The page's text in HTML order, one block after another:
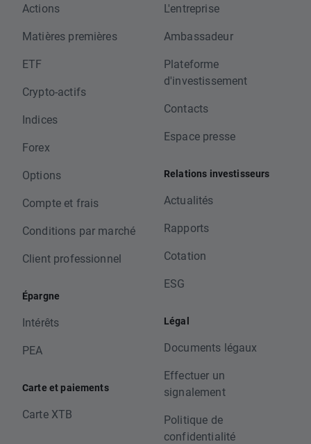
Actions
Matières premières
ETF
Crypto-actifs
Indices
Forex
Options
Compte et frais
Conditions par marché
Client professionnel
Épargne
Intérêts
PEA
Carte et paiements
Carte XTB
L'entreprise
Ambassadeur
Plateforme
d'investissement
Contacts
Espace presse
Relations investisseurs
Actualités
Rapports
Cotation
ESG
Légal
Documents légaux
Effectuer un
signalement
Politique de
confidentialité